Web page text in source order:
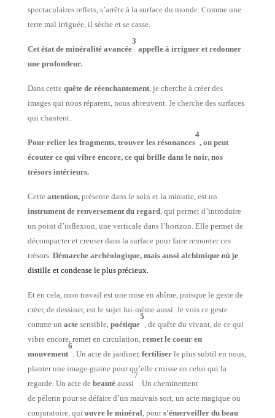
spectaculaires reflets, s’arrête à la surface du monde. Comme une
terre mal irriguée, il sèche et se casse.
Cet état de minéralité avancée
3
appelle à irriguer et redonner
une profondeur.
Dans cette quête de réenchantement,je cherche à créer des
images qui nous réparent, nous abreuvent. Je cherche des surfaces
qui chantent.
Pour relier les fragments, trouver les résonances
4
, on peut
écouter ce qui vibre encore, ce qui brille dans le noir, nos
trésors intérieurs.
Cette attention,présente dans le soin et la minutie, est un
instrument de renversement du regard, qui permet d’introduire
un point d’inflexion, une verticale dans l’horizon. Elle permet de
décompacter et creuser dans la surface pour faire remonter ces
trésors. Démarche archéologique, mais aussi alchimique où je
distille et condense le plus précieux.
Et en cela, mon travail est une mise en abîme, puisque le geste de
créer, de dessiner, est le sujet lui-même aussi. Je vois ce geste
comme un actesensible, poétique
5
, de quête du vivant, de ce qui
vibre encore, remet en circulation, remet le coeur en
mouvement
6
. Un acte de jardiner, fertiliserleplus subtil en nous,
planter une image-graine pour qu’elle croisse en celui qui la
regarde. Un acte de beauté aussi
7
. Un cheminement
de pélerin pour se défaire d’un mauvais sort, un acte magique ou
conjuratoire, qui ouvre le minéral, pours’émerveiller du beau